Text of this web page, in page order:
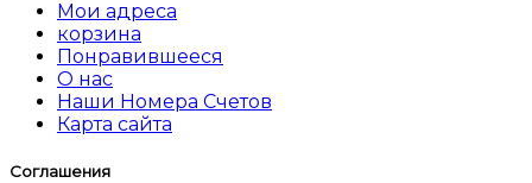
Мои адреса
корзина
Понравившееся
О нас
Наши Номера Счетов
Карта сайта
Соглашения